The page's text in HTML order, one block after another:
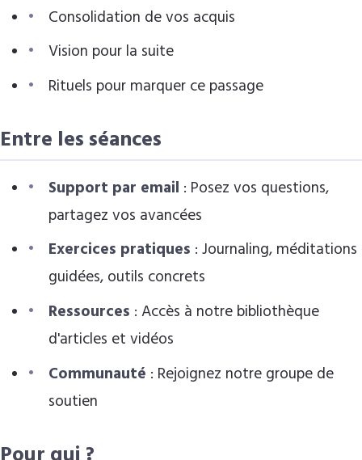
Consolidation de vos acquis
Vision pour la suite
Rituels pour marquer ce passage
Entre les séances
Support par email : Posez vos questions,
partagez vos avancées
Exercices pratiques : Journaling, méditations
guidées, outils concrets
Ressources : Accès à notre bibliothèque
d'articles et vidéos
Communauté : Rejoignez notre groupe de
soutien